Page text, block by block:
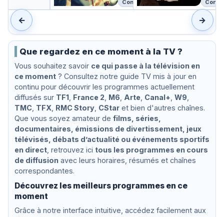
← →
c
e
e
a
c
k
s
h
a
l
l
c
e
a
c
k
s
h
a
l
a
n
a
d
a
e
e
n
t
t
é
e
e
n
t
t
é
dré
in :
Ha
yd
Za
pp
a,
Be
eth
ov
en,
Me
dtn
er,
Ra
ch
ov
Concert
Ta
o :
Ra
ch
ma
tiv
Ru
hr
Que regardez en ce moment à la TV ?
Vous souhaitez savoir ce qui passe à la télévision en
ce moment? Consultez notre guide TV mis à jour en
continu pour découvrir les programmes actuellement
diffusés sur TF1, France 2 M6 Arte Canal+ W9
TMC, TFX, RMC Story, CStaret bien d'autres chaînes.
Que vous soyez amateur de films, séries,
documentaires, émissions de divertissement, jeux
télévisés, débats d’actualité ou événements sportifs
en direct, retrouvez ici tous les programmes en cours
de diffusionavec leurs horaires, résumés et chaînes
correspondantes.
Découvrez les meilleurs programmes en ce
moment
Grâce à notre interface intuitive, accédez facilement aux